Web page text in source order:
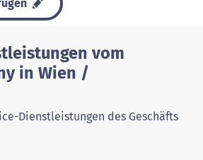
vom
in Wien /
Dienstleistungen des Geschäfts